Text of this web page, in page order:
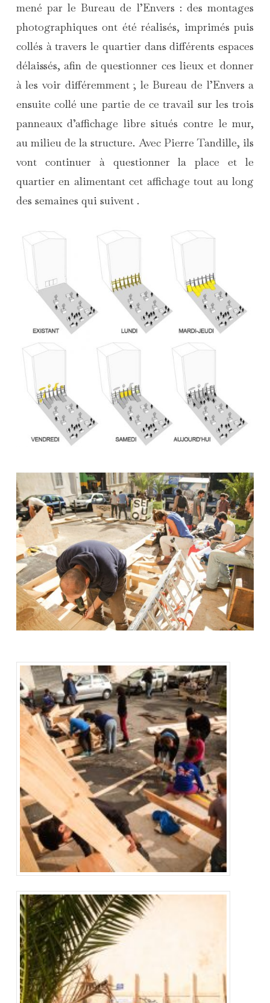
mené par le Bureau de l’Envers : des montages
photographiques ont été réalisés, imprimés puis
collés à travers le quartier dans différents espaces
délaissés, afin de questionner ces lieux et donner
à les voir différemment ; le Bureau de l’Envers a
ensuite collé une partie de ce travail sur les trois
panneaux d’affichage libre situés contre le mur,
au milieu de la structure. Avec Pierre Tandille, ils
vont continuer à questionner la place et le
quartier en alimentant cet affichage tout au long
des semaines qui suivent .